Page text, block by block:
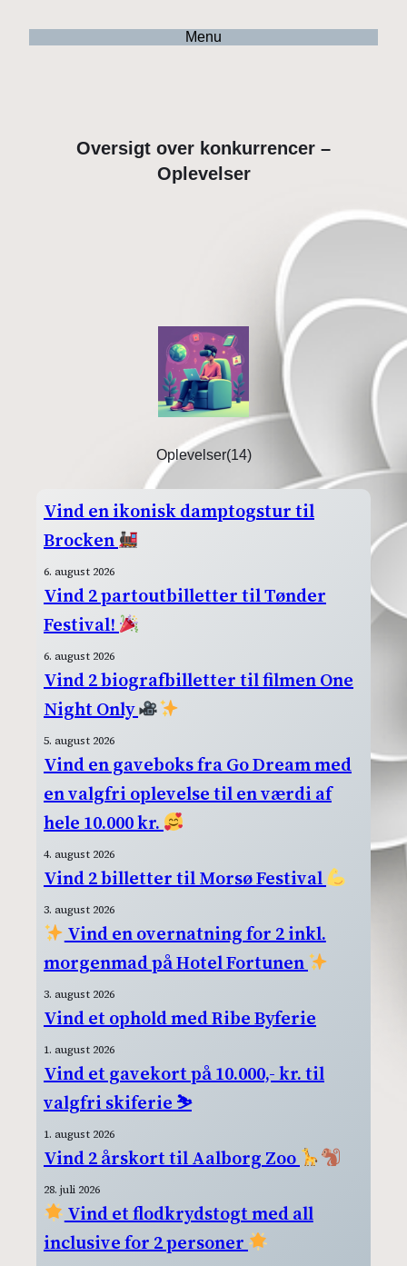
Menu
Oversigt over konkurrencer –
Oplevelser
Oplevelser(14)
Vind en ikonisk damptogstur til
Brocken
6. august 2026
Vind 2 partoutbilletter til Tønder
Festival!
6. august 2026
Vind 2 biografbilletter til filmen One
Night Only
5. august 2026
Vind en gaveboks fra Go Dream med
en valgfri oplevelse til en værdi af
hele 10.000 kr.
4. august 2026
Vind 2 billetter til Morsø Festival
3. august 2026
Vind en overnatning for 2 inkl.
morgenmad på Hotel Fortunen
3. august 2026
Vind et ophold med Ribe Byferie
1. august 2026
Vind et gavekort på 10.000,- kr. til
valgfri skiferie ⛷️
1. august 2026
Vind 2 årskort til Aalborg Zoo
28. juli 2026
Vind et flodkrydstogt med all
inclusive for 2 personer